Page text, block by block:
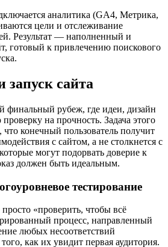
аналитика (GA4, Метрика,
цели и отслеживание
Результат — наполненный и
готовый к привлечению поискового
запуск сайта
финальный рубеж, где идеи, дизайн
на прочность. Задача этого
конечный пользователь получит
с сайтом, а не столкнется с
могут подорвать доверие к
должен быть идеальным.
тестирование
«проверить, чтобы всё
процесс, направленный
любых несоответствий
как их увидит первая аудитория.